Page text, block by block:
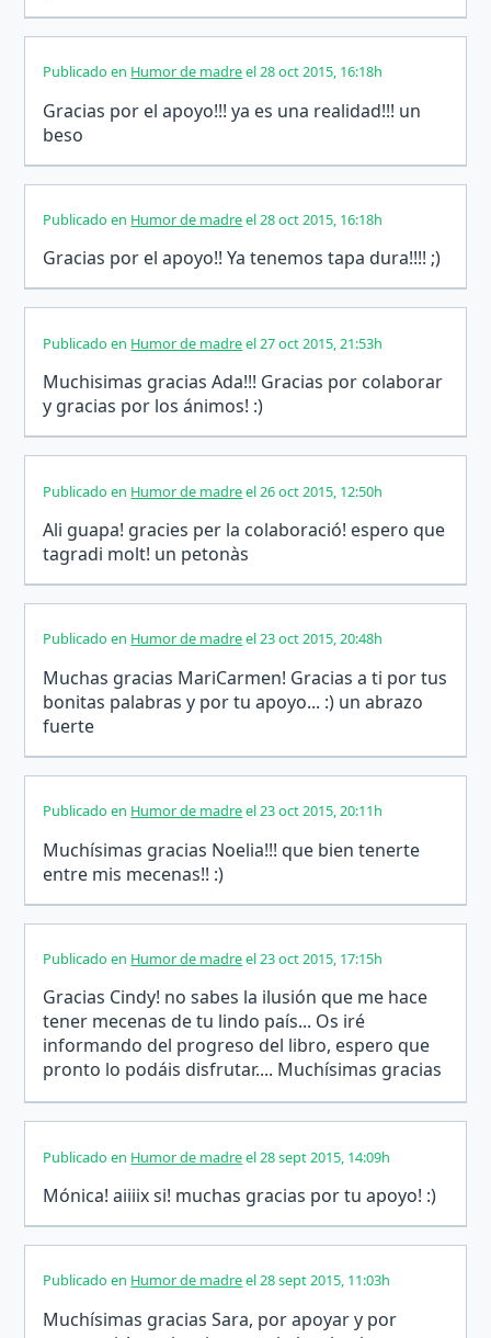
Publicado en Humor de madreel 28 oct 2015, 16:18h
Gracias por el apoyo!!! ya es una realidad!!! un
beso
Publicado en Humor de madreel 28 oct 2015, 16:18h
Gracias por el apoyo!! Ya tenemos tapa dura!!!! ;)
Publicado en Humor de madreel 27 oct 2015, 21:53h
Muchisimas gracias Ada!!! Gracias por colaborar
y gracias por los ánimos! :)
Publicado en Humor de madreel 26 oct 2015, 12:50h
Ali guapa! gracies per la colaboració! espero que
tagradi molt! un petonàs
Publicado en Humor de madreel 23 oct 2015, 20:48h
Muchas gracias MariCarmen! Gracias a ti por tus
bonitas palabras y por tu apoyo... :) un abrazo
fuerte
Publicado en Humor de madreel 23 oct 2015, 20:11h
Muchísimas gracias Noelia!!! que bien tenerte
entre mis mecenas!! :)
Publicado en Humor de madreel 23 oct 2015, 17:15h
Gracias Cindy! no sabes la ilusión que me hace
tener mecenas de tu lindo país... Os iré
informando del progreso del libro, espero que
pronto lo podáis disfrutar.... Muchísimas gracias
Publicado en Humor de madreel 28 sept 2015, 14:09h
Mónica! aiiiix si! muchas gracias por tu apoyo! :)
Publicado en Humor de madreel 28 sept 2015, 11:03h
Muchísimas gracias Sara, por apoyar y por